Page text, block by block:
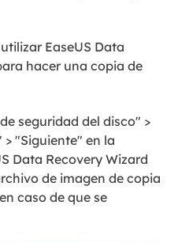
EaseUS Data
hacer una copia de
seguridad del disco" >
"Siguiente" en la
Data Recovery Wizard
de imagen de copia
caso de que se